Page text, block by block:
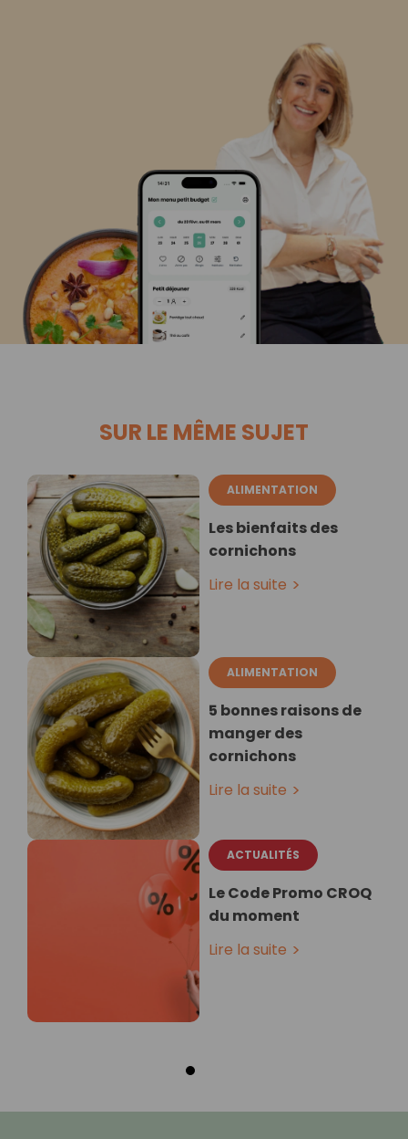
SUR LE MÊME SUJET
ALIMENTATION
Les bienfaits des
cornichons
Lire la suite
ALIMENTATION
5 bonnes raisons de
manger des
cornichons
Lire la suite
ACTUALITÉS
Le Code Promo CROQ
du moment
Lire la suite